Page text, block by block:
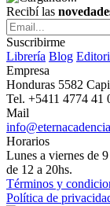
Recibí las
Suscribirme
Librería Blog
Empresa
Honduras 5582
Tel. +5411 4774 41
Mail
Horarios
Lunes a viernes de
de 12 a 20hs.
Términos y
Política de